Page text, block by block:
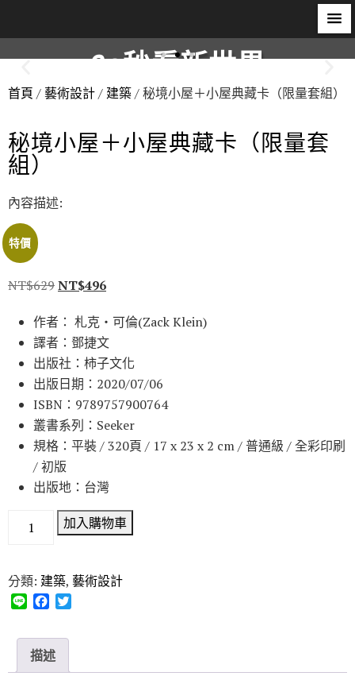
60秒看新世界
柿子文化
首頁 /藝術設計/ 建築/ 秘境小屋＋小屋典藏卡（限量套組）
秘境小屋＋小屋典藏卡（限量套
組）
內容描述:
特價
NT$629NT$496
作者： 札克‧可倫(Zack Klein)
譯者：鄧捷文
出版社：柿子文化
出版日期：2020/07/06
ISBN：9789757900764
叢書系列：Seeker
規格：平裝 / 320頁 / 17 x 23 x 2 cm / 普通級 / 全彩印刷
/ 初版
出版地：台灣
加入購物車
分類: 建築, 藝術設計
e
e
b
描述